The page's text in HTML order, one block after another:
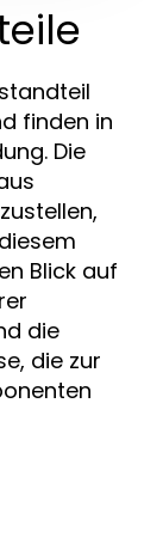
finden in
Die
Blick auf
die
die zur